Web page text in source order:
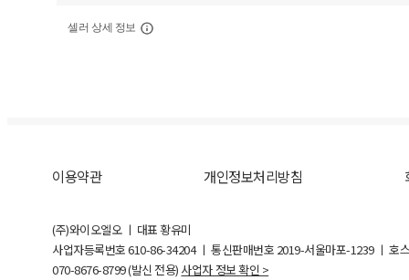
셀러 상세 정보
이용약관 개인정보처리방침
(주)와이오엘오 ㅣ 대표 황유미
사업자등록번호610-86-34204ㅣ 통신판매번호 2019-서울마포-1239 ㅣ 호
070-8676-8799 (발신 전용) 사업자 정보 확인 >